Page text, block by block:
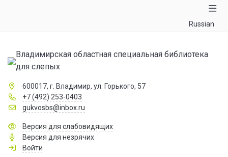
Russian
Владимирская областная специальная библиотека
для слепых
600017, г. Владимир, ул. Горького, 57
+7 (492) 253-0403
gukvosbs@inbox.ru
Версия для слабовидящих
Версия для незрячих
Войти